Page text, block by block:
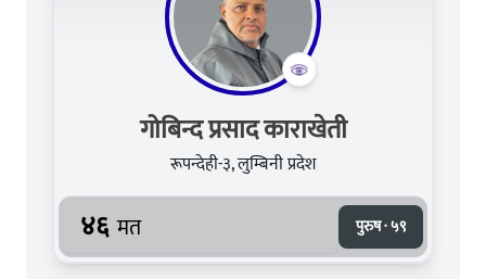
गोबिन्द प्रसाद काराखेती
रूपन्देही-३, लुम्बिनी प्रदेश
४६ मत पुरुष · ५९